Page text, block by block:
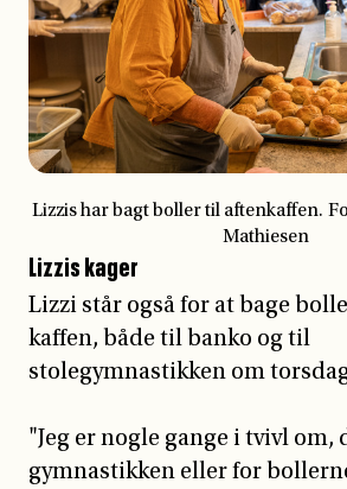
Lizzis kager
Lizzi står også for at bage
kaffen, både til banko og til
stolegymnastikken om
"Jeg er nogle gange i tvivl om,
gymnastikken eller for